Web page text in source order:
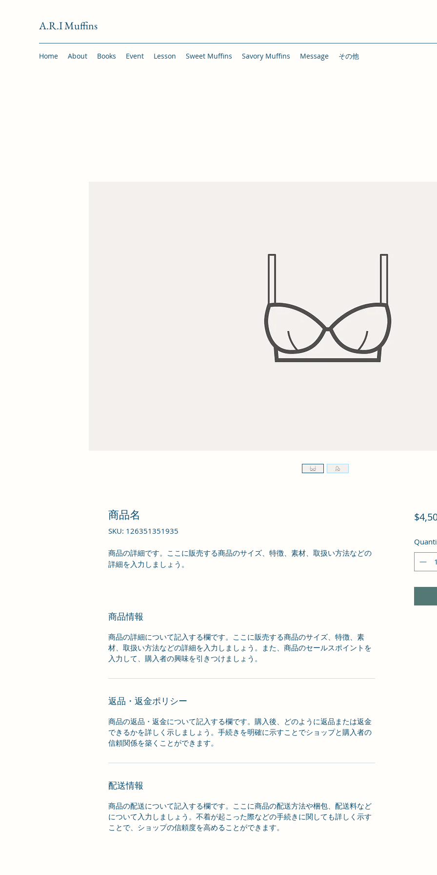
A.R.IMuffins
Home About Books Event Lesson Sweet Muffins Savory Muffins Message その他
商品名
SKU: 126351351935
商品の詳細です。ここに販売する商品のサイズ、特徴、素材、取扱い方法などの
詳細を入力しましょう。
商品情報
商品の詳細について記入する欄です。ここに販売する商品のサイズ、特徴、素
材、取扱い方法などの詳細を入力しましょう。また、商品のセールスポイントを
入力して、購入者の興味を引きつけましょう。
返品・返金ポリシー
商品の返品・返金について記入する欄です。購入後、どのように返品または返金
できるかを詳しく示しましょう。手続きを明確に示すことでショップと購入者の
信頼関係を築くことができます。
配送情報
商品の配送について記入する欄です。ここに商品の配送方法や梱包、配送料など
について入力しましょう。不着が起こった際などの手続きに関しても詳しく示す
ことで、ショップの信頼度を高めることができます。